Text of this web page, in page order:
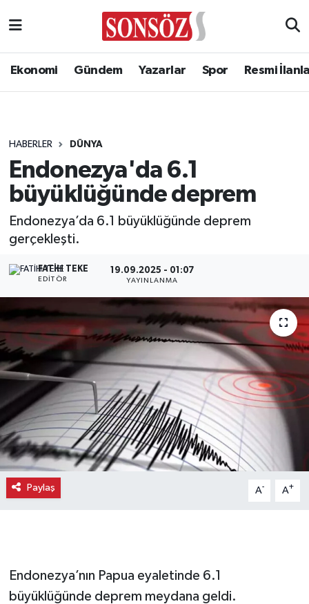
Ekonomi Gündem Yazarlar Spor Resmi
HABERLER DÜNYA
Endonezya'da 6.1
büyüklüğünde deprem
Endonezya’da 6.1 büyüklüğünde deprem
gerçekleşti.
FATIH TEKE
EDITÖR
19.09.2025 - 01:07
YAYINLANMA
Paylaş A- A+
Endonezya’nın Papua eyaletinde 6.1
büyüklüğünde deprem meydana geldi.